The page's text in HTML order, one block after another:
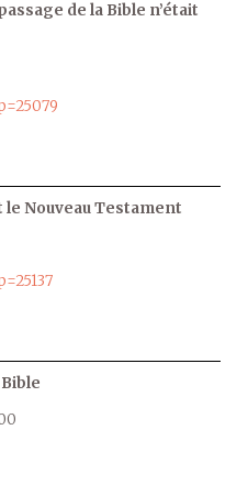
de la Bible n’était
le Nouveau Testament